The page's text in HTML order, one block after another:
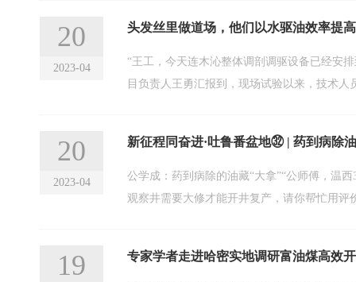
20
2023-04
头发丝里做道场，他们以水驱油效率提
“王工，今天连木沁整体调剖调驱设备已经安
20
2023-04
新征程同奋进·吐鲁番盆地㉜ | 药到病除
公学成：药到病除的油藏“大拿”“公师傅，温
19 专家学者走进哈密实地调研富油煤高效